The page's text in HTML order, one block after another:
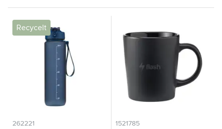
Recycelt
262221 1521785